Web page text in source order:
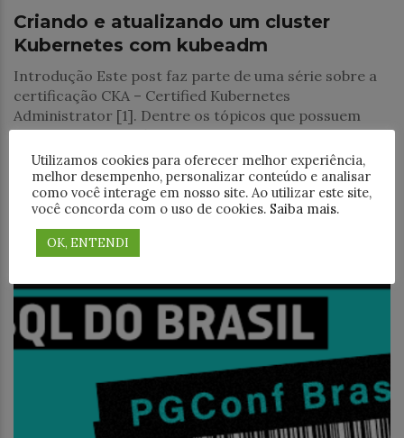
Criando e atualizando um cluster
Kubernetes com kubeadm
Introdução Este post faz parte de uma série sobre a
certificação CKA – Certified Kubernetes
Administrator [1]. Dentre os tópicos que possuem
mais peso na certificação, o item Cluster Architeture,
Utilizamos cookies para oferecer melhor experiência,
melhor desempenho, personalizar conteúdo e analisar
como você interage em nosso site. Ao utilizar este site,
você concorda com o uso de cookies. Saiba mais.
OK, ENTENDI